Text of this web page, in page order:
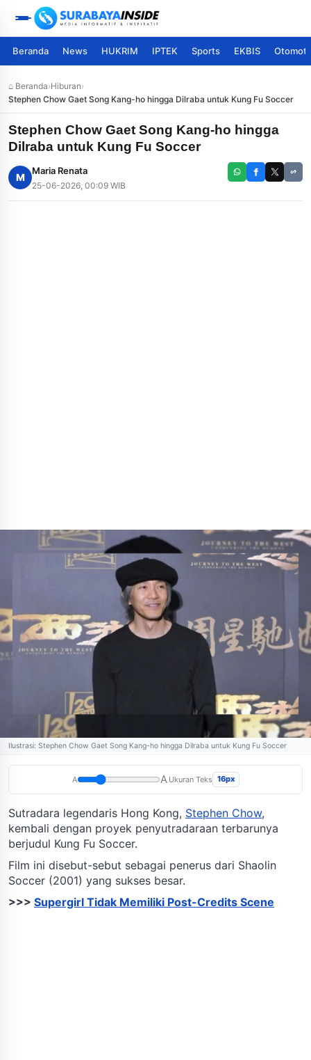
Beranda News HUKRIM IPTEK Sports EKBIS
⌂ Beranda›Hiburan›
Stephen Chow Gaet Song Kang-ho hingga Dilraba untuk Kung Fu Soccer
Stephen Chow Gaet Song Kang-ho hingga
Dilraba untuk Kung Fu Soccer
M
Maria Renata
25-06-2026, 00:09 WIB
Ilustrasi: Stephen Chow Gaet Song Kang-ho hingga Dilraba untuk Kung Fu Soccer
A A Ukuran Teks 16px
Sutradara legendaris Hong Kong, Stephen Chow,
kembali dengan proyek penyutradaraan terbarunya
berjudul Kung Fu Soccer.
Film ini disebut-sebut sebagai penerus dari Shaolin
Soccer (2001) yang sukses besar.
>>> Supergirl Tidak Memiliki Post-Credits Scene